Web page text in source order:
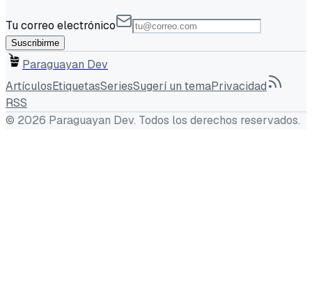
Tu correo electrónico
Suscribirme
Paraguayan Dev
ArtículosEtiquetasSeriesSugerí un temaPrivacidad
RSS
© 2026 Paraguayan Dev. Todos los derechos reservados.